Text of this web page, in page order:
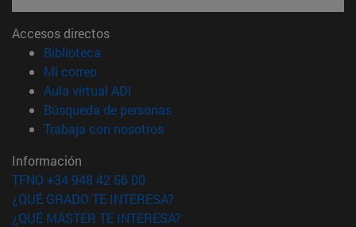
Accesos directos
Biblioteca
Mi correo(abre en nueva ventana)
Aula virtual ADI
Búsqueda de personas(abre en nueva ventana)
Trabaja con nosotros(abre en nueva ventana)
Información
TFNO +34 948 42 56 00
¿QUÉ GRADO TE INTERESA?
¿QUÉ MÁSTER TE INTERESA?